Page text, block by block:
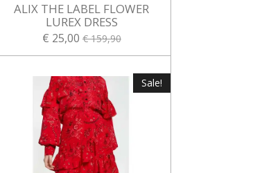
ALIX THE LABEL FLOWER
LUREX DRESS
€ 25,00 € 159,90
Sale!